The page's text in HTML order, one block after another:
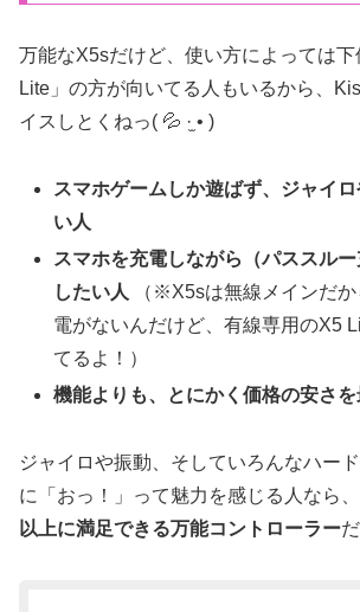
万能なX5sだけど、使い方によっては
Lite」の方が向いてる人もいるから、
イスしとくねっ( 💦 ·̫ • )
スマホゲームしか遊ばず、ジャイ
い人
スマホを充電しながら（パススル
したい人
（※X5sは無線メインだ
電がないんだけど、有線専用のX5
てるよ！）
機能よりも、とにかく価格の安さ
ジャイロや振動、そしていろんなハー
に「おっ！」って魅力を感じる人なら、
以上に満足できる万能コントローラー